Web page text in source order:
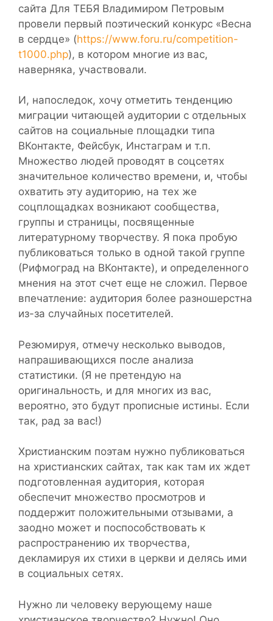
сайта Для ТЕБЯ Владимиром Петровым
провели первый поэтический конкурс «Весна
в сердце» (https://www.foru.ru/competition-
t1000.php), в котором многие из вас,
наверняка, участвовали.
И, напоследок, хочу отметить тенденцию
миграции читающей аудитории с отдельных
сайтов на социальные площадки типа
ВКонтакте, Фейсбук, Инстаграм и т.п.
Множество людей проводят в соцсетях
значительное количество времени, и, чтобы
охватить эту аудиторию, на тех же
соцплощадках возникают сообщества,
группы и страницы, посвященные
литературному творчеству. Я пока пробую
публиковаться только в одной такой группе
(Рифмоград на ВКонтакте), и определенного
мнения на этот счет еще не сложил. Первое
впечатление: аудитория более разношерстна
из-за случайных посетителей.
Резюмируя, отмечу несколько выводов,
напрашивающихся после анализа
статистики. (Я не претендую на
оригинальность, и для многих из вас,
вероятно, это будут прописные истины. Если
так, рад за вас!)
Христианским поэтам нужно публиковаться
на христианских сайтах, так как там их ждет
подготовленная аудитория, которая
обеспечит множество просмотров и
поддержит положительными отзывами, а
заодно может и поспособствовать к
распространению их творчества,
декламируя их стихи в церкви и делясь ими
в социальных сетях.
Нужно ли человеку верующему наше